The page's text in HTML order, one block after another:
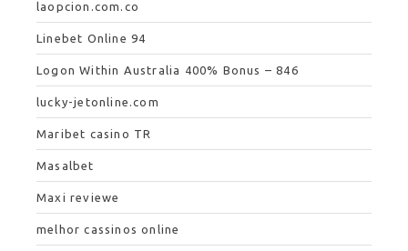
laopcion.com.co
Linebet Online 94
Logon Within Australia 400% Bonus – 846
lucky-jetonline.com
Maribet casino TR
Masalbet
Maxi reviewe
melhor cassinos online